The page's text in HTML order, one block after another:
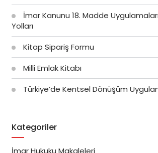
İmar Kanunu 18. Madde
Yolları
Kitap Sipariş Formu
Milli Emlak Kitabı
Türkiye’de Kentsel Dönüşüm
Kategoriler
İmar Hukuku Makaleleri